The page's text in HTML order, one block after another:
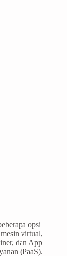
opsi
virtual,
dan App
(PaaS).